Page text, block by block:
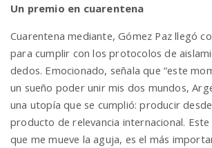
Un premio en cuarentena
Cuarentena mediante, Gómez Paz llegó
para cumplir con los protocolos de
dedos. Emocionado, señala que “este
un sueño poder unir mis dos mundos,
una utopía que se cumplió: producir
producto de relevancia internacional.
que me mueve la aguja, es el más